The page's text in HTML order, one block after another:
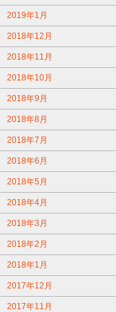
2019年1月
2018年12月
2018年11月
2018年10月
2018年9月
2018年8月
2018年7月
2018年6月
2018年5月
2018年4月
2018年3月
2018年2月
2018年1月
2017年12月
2017年11月